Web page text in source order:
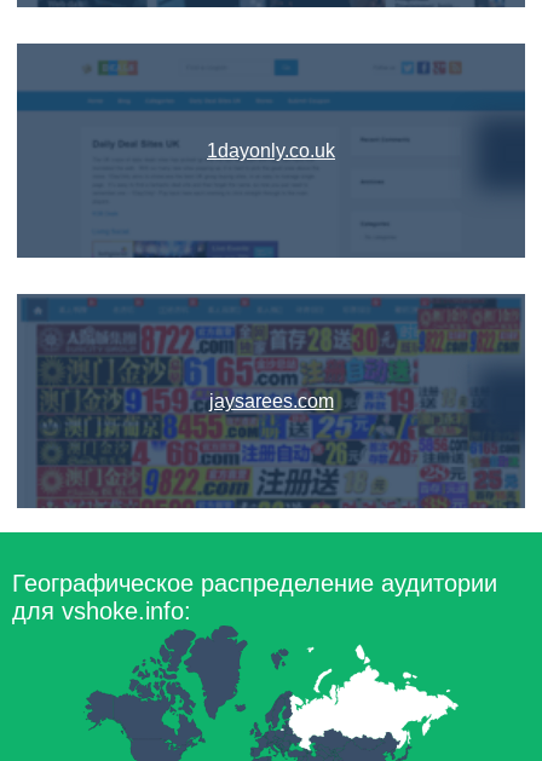
1dayonly.co.uk
jaysarees.com
Географическое распределение аудитории
для vshoke.info: